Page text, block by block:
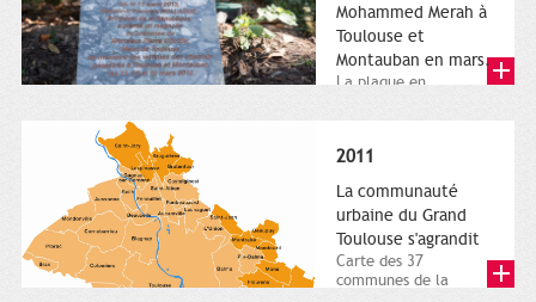
Mohammed Merah à
Toulouse et
Montauban en mars.
La plaque en
Charles-de-Gaulle.
2011
La communauté
urbaine du Grand
Toulouse s'agrandit
Carte des 37
communes de la